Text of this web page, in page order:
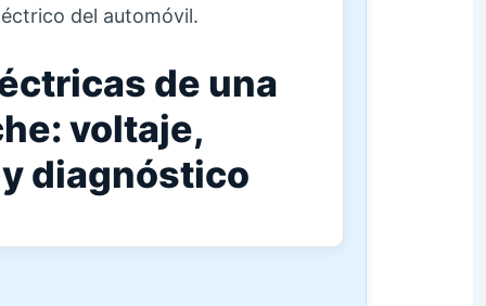
del automóvil.
de una
voltaje,
diagnóstico